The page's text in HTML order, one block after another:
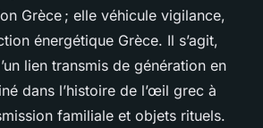
Grèce ; elle véhicule vigilance,
énergétique Grèce. Il s’agit,
lien transmis de génération en
dans l’histoire de l’œil grec à
familiale et objets rituels.